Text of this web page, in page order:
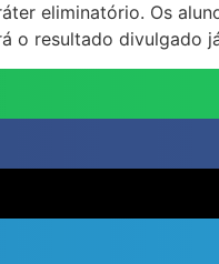
eliminatório. Os
o resultado divulgado